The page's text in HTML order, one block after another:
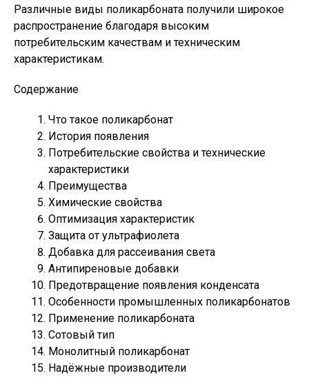
Различные виды поликарбоната получили широкое
распространение благодаря высоким
потребительским качествам и техническим
характеристикам.
Содержание
Что такое поликарбонат
История появления
Потребительские свойства и технические
характеристики
Преимущества
Химические свойства
Оптимизация характеристик
Защита от ультрафиолета
Добавка для рассеивания света
Антипиреновые добавки
Предотвращение появления конденсата
Особенности промышленных поликарбонатов
Применение поликарбоната
Сотовый тип
Монолитный поликарбонат
Надёжные производители